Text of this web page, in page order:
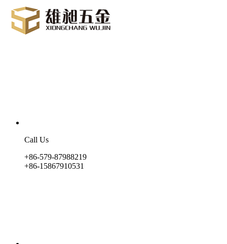
Call Us
+86-579-87988219
+86-15867910531